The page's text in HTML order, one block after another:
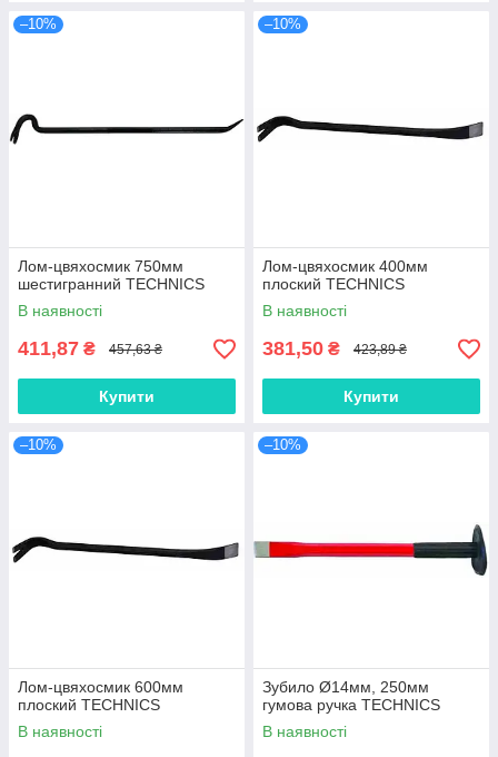
–10%
Лом-цвяхосмик 750мм
шестигранний TECHNICS
В наявності
411,87 ₴ 457,63 ₴
Купити
–10%
Лом-цвяхосмик 400мм
плоский TECHNICS
В наявності
381,50 ₴ 423,89 ₴
Купити
–10%
Лом-цвяхосмик 600мм
плоский TECHNICS
В наявності
–10%
Зубило Ø14мм, 250мм
гумова ручка TECHNICS
В наявності